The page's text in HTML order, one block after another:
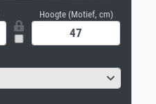
Hoogte (Motief, cm)